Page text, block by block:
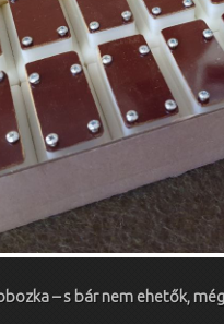
– s bár nem ehetők,